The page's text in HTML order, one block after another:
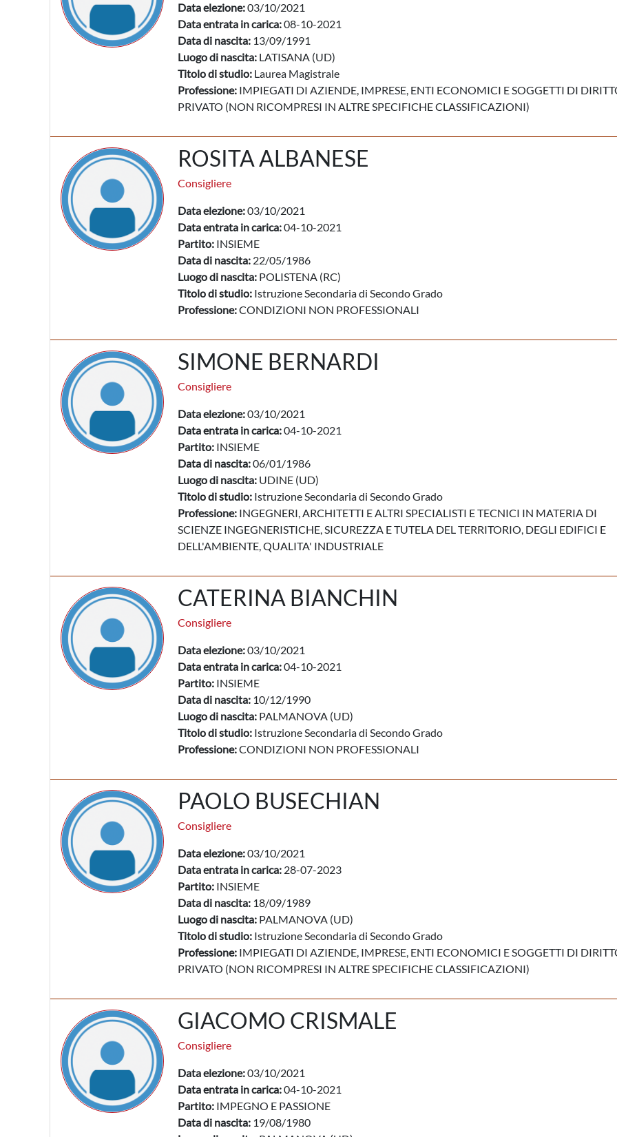
Data elezione:03/10/2021
Data entrata in carica:08-10-2021
Data di nascita: 13/09/1991
Luogo di nascita: LATISANA (UD)
Titolo di studio: Laurea Magistrale
Professione: IMPIEGATI DI AZIENDE, IMPRESE, ENTI ECONOMICI E SOGGETTI DI
PRIVATO (NON RICOMPRESI IN ALTRE SPECIFICHE CLASSIFICAZIONI)
ROSITA ALBANESE
Consigliere
Data elezione:03/10/2021
Data entrata in carica:04-10-2021
Partito: INSIEME
Data di nascita: 22/05/1986
Luogo di nascita: POLISTENA (RC)
Titolo di studio: Istruzione Secondaria di Secondo Grado
Professione:CONDIZIONI NON PROFESSIONALI
SIMONE BERNARDI
Consigliere
Data elezione:03/10/2021
Data entrata in carica:04-10-2021
Partito: INSIEME
Data di nascita:06/01/1986
Luogo di nascita: UDINE (UD)
Titolo di studio: Istruzione Secondaria di Secondo Grado
Professione: INGEGNERI, ARCHITETTI E ALTRI SPECIALISTI E TECNICI IN MATERIA DI
SCIENZE INGEGNERISTICHE, SICUREZZA E TUTELA DEL TERRITORIO, DEGLI EDIFICI E
DELL'AMBIENTE, QUALITA' INDUSTRIALE
CATERINA BIANCHIN
Consigliere
Data elezione:03/10/2021
Data entrata in carica:04-10-2021
Partito: INSIEME
Data di nascita: 10/12/1990
Luogo di nascita: PALMANOVA (UD)
Titolo di studio: Istruzione Secondaria di Secondo Grado
Professione:CONDIZIONI NON PROFESSIONALI
PAOLO BUSECHIAN
Consigliere
Data elezione:03/10/2021
Data entrata in carica: 28-07-2023
Partito: INSIEME
Data di nascita: 18/09/1989
Luogo di nascita: PALMANOVA (UD)
Titolo di studio: Istruzione Secondaria di Secondo Grado
Professione: IMPIEGATI DI AZIENDE, IMPRESE, ENTI ECONOMICI E SOGGETTI DI
PRIVATO (NON RICOMPRESI IN ALTRE SPECIFICHE CLASSIFICAZIONI)
GIACOMO CRISMALE
Consigliere
Data elezione:03/10/2021
Data entrata in carica:04-10-2021
Partito: IMPEGNO E PASSIONE
Data di nascita: 19/08/1980